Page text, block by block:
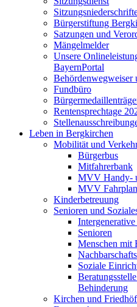
Bürgerstiftung
Satzungen und
Mängelmelder
Unsere
BayernPortal
Behördenwegweiser
Fundbüro
Rentensprechtage
Leben in Bergkirchen
Mobilität und
Bürgerbus
Mitfahrerbank
MVV Handy-
MVV
Kinderbetreuung
Senioren und
Senioren
Menschen mit
Soziale
Behinderung
Kirchen und